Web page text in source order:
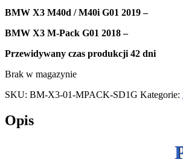
BMW X3 M40d / M40i G01 2019 –
BMW X3 M-Pack G01 2018 –
Przewidywany czas produkcji 42 dni
Brak w magazynie
SKU: BM-X3-01-MPACK-SD1G Kategorie:
Opis